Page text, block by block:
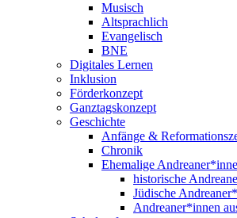
Musisch
Altsprachlich
Evangelisch
BNE
Digitales Lernen
Inklusion
Förderkonzept
Ganztagskonzept
Geschichte
Anfänge &
Chronik
Ehemalige
historische
Jüdische
Andreaner*innen